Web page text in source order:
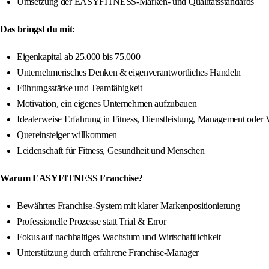
Das bringst du mit:
Eigenkapital ab 25.000 bis 75.000
Unternehmerisches Denken & eigenverantwortliches Handeln
Führungsstärke und Teamfähigkeit
Motivation, ein eigenes Unternehmen aufzubauen
Idealerweise Erfahrung in Fitness, Dienstleistung, Management oder
Quereinsteiger willkommen
Leidenschaft für Fitness, Gesundheit und Menschen
Warum EASYFITNESS Franchise?
Bewährtes Franchise-System mit klarer Markenpositionierung
Professionelle Prozesse statt Trial & Error
Fokus auf nachhaltiges Wachstum und Wirtschaftlichkeit
Unterstützung durch erfahrene Franchise-Manager